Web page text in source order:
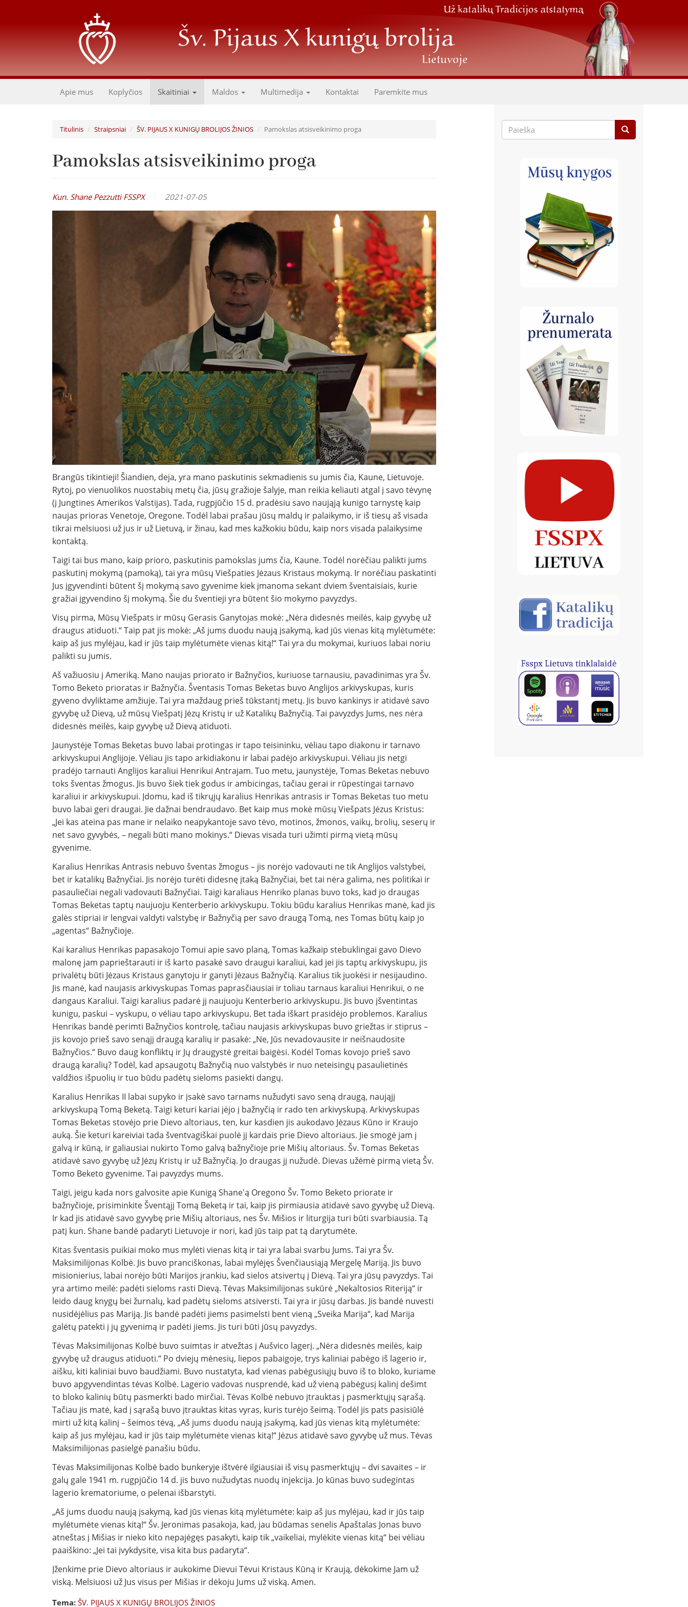
Apie mus Koplyčios Skaitiniai Maldos Multimedija Kontaktai Paremkite mus
Titulinis Straipsniai ŠV. PIJAUS X KUNIGŲ BROLIJOS ŽINIOS Pamokslas atsisveikinimo proga
Pamokslas atsisveikinimo proga
Kun. Shane Pezzutti FSSPX 2021-07-05
Brangūs tikintieji! Šiandien, deja, yra mano paskutinis sekmadienis su jumis čia, Kaune, Lietuvoje.
Rytoj, po vienuolikos nuostabių metų čia, jūsų gražioje šalyje, man reikia keliauti atgal į savo tėvynę
(į Jungtines Amerikos Valstijas). Tada, rugpjūčio 15 d. pradėsiu savo naująją kunigo tarnystę kaip
naujas prioras Venetoje, Oregone. Todėl labai prašau jūsų maldų ir palaikymo, ir iš tiesų aš visada
tikrai melsiuosi už jus ir už Lietuvą, ir žinau, kad mes kažkokiu būdu, kaip nors visada palaikysime
kontaktą.
Taigi tai bus mano, kaip prioro, paskutinis pamokslas jums čia, Kaune. Todėl norėčiau palikti jums
paskutinį mokymą (pamoką), tai yra mūsų Viešpaties Jėzaus Kristaus mokymą. Ir norėčiau paskatinti
Jus įgyvendinti būtent šį mokymą savo gyvenime kiek įmanoma sekant dviem šventaisiais, kurie
gražiai įgyvendino šį mokymą. Šie du šventieji yra būtent šio mokymo pavyzdys.
Visų pirma, Mūsų Viešpats ir mūsų Gerasis Ganytojas mokė: „Nėra didesnės meilės, kaip gyvybę už
draugus atiduoti.“ Taip pat jis mokė: „Aš jums duodu naują įsakymą, kad jūs vienas kitą mylėtumėte:
kaip aš jus mylėjau, kad ir jūs taip mylėtumėte vienas kitą!“ Tai yra du mokymai, kuriuos labai noriu
palikti su jumis.
Aš važiuosiu į Ameriką. Mano naujas priorato ir Bažnyčios, kuriuose tarnausiu, pavadinimas yra Šv.
Tomo Beketo prioratas ir Bažnyčia. Šventasis Tomas Beketas buvo Anglijos arkivyskupas, kuris
gyveno dvyliktame amžiuje. Tai yra maždaug prieš tūkstantį metų. Jis buvo kankinys ir atidavė savo
gyvybę už Dievą, už mūsų Viešpatį Jėzų Kristų ir už Katalikų Bažnyčią. Tai pavyzdys Jums, nes nėra
didesnės meilės, kaip gyvybę už Dievą atiduoti.
Jaunystėje Tomas Beketas buvo labai protingas ir tapo teisininku, vėliau tapo diakonu ir tarnavo
arkivyskupui Anglijoje. Vėliau jis tapo arkidiakonu ir labai padėjo arkivyskupui. Vėliau jis netgi
pradėjo tarnauti Anglijos karaliui Henrikui Antrajam. Tuo metu, jaunystėje, Tomas Beketas nebuvo
toks šventas žmogus. Jis buvo šiek tiek godus ir ambicingas, tačiau gerai ir rūpestingai tarnavo
karaliui ir arkivyskupui. Įdomu, kad iš tikrųjų karalius Henrikas antrasis ir Tomas Beketas tuo metu
buvo labai geri draugai. Jie dažnai bendraudavo. Bet kaip mus mokė mūsų Viešpats Jėzus Kristus:
„Jei kas ateina pas mane ir nelaiko neapykantoje savo tėvo, motinos, žmonos, vaikų, brolių, seserų ir
net savo gyvybės, – negali būti mano mokinys.“ Dievas visada turi užimti pirmą vietą mūsų
gyvenime.
Karalius Henrikas Antrasis nebuvo šventas žmogus – jis norėjo vadovauti ne tik Anglijos valstybei,
bet ir katalikų Bažnyčiai. Jis norėjo turėti didesnę įtaką Bažnyčiai, bet tai nėra galima, nes politikai ir
pasauliečiai negali vadovauti Bažnyčiai. Taigi karaliaus Henriko planas buvo toks, kad jo draugas
Tomas Beketas taptų naujuoju Kenterberio arkivyskupu. Tokiu būdu karalius Henrikas manė, kad jis
galės stipriai ir lengvai valdyti valstybę ir Bažnyčią per savo draugą Tomą, nes Tomas būtų kaip jo
„agentas“ Bažnyčioje.
Kai karalius Henrikas papasakojo Tomui apie savo planą, Tomas kažkaip stebuklingai gavo Dievo
malonę jam paprieštarauti ir iš karto pasakė savo draugui karaliui, kad jei jis taptų arkivyskupu, jis
privalėtų būti Jėzaus Kristaus ganytoju ir ganyti Jėzaus Bažnyčią. Karalius tik juokėsi ir nesijaudino.
Jis manė, kad naujasis arkivyskupas Tomas paprasčiausiai ir toliau tarnaus karaliui Henrikui, o ne
dangaus Karaliui. Taigi karalius padarė jį naujuoju Kenterberio arkivyskupu. Jis buvo įšventintas
kunigu, paskui – vyskupu, o vėliau tapo arkivyskupu. Bet tada iškart prasidėjo problemos. Karalius
Henrikas bandė perimti Bažnyčios kontrolę, tačiau naujasis arkivyskupas buvo griežtas ir stiprus –
jis kovojo prieš savo senąjį draugą karalių ir pasakė: „Ne, Jūs nevadovausite ir neišnaudosite
Bažnyčios.“ Buvo daug konfliktų ir Jų draugystė greitai baigėsi. Kodėl Tomas kovojo prieš savo
draugą karalių? Todėl, kad apsaugotų Bažnyčią nuo valstybės ir nuo neteisingų pasaulietinės
valdžios išpuolių ir tuo būdu padėtų sieloms pasiekti dangų.
Karalius Henrikas II labai supyko ir įsakė savo tarnams nužudyti savo seną draugą, naująjį
arkivyskupą Tomą Beketą. Taigi keturi kariai įėjo į bažnyčią ir rado ten arkivyskupą. Arkivyskupas
Tomas Beketas stovėjo prie Dievo altoriaus, ten, kur kasdien jis aukodavo Jėzaus Kūno ir Kraujo
auką. Šie keturi kareiviai tada šventvagiškai puolė jį kardais prie Dievo altoriaus. Jie smogė jam į
galvą ir kūną, ir galiausiai nukirto Tomo galvą bažnyčioje prie Mišių altoriaus. Šv. Tomas Beketas
atidavė savo gyvybę už Jėzų Kristų ir už Bažnyčią. Jo draugas jį nužudė. Dievas užėmė pirmą vietą Šv.
Tomo Beketo gyvenime. Tai pavyzdys mums.
Taigi, jeigu kada nors galvosite apie Kunigą Shane'ą Oregono Šv. Tomo Beketo priorate ir
bažnyčioje, prisiminkite Šventąjį Tomą Beketą ir tai, kaip jis pirmiausia atidavė savo gyvybę už Dievą.
Ir kad jis atidavė savo gyvybę prie Mišių altoriaus, nes Šv. Mišios ir liturgija turi būti svarbiausia. Tą
patį kun. Shane bandė padaryti Lietuvoje ir nori, kad jūs taip pat tą darytumėte.
Kitas šventasis puikiai moko mus mylėti vienas kitą ir tai yra labai svarbu Jums. Tai yra Šv.
Maksimilijonas Kolbė. Jis buvo pranciškonas, labai mylėjęs Švenčiausiąją Mergelę Mariją. Jis buvo
misionierius, labai norėjo būti Marijos įrankiu, kad sielos atsivertų į Dievą. Tai yra jūsų pavyzdys. Tai
yra artimo meilė: padėti sieloms rasti Dievą. Tėvas Maksimilijonas sukūrė „Nekaltosios Riteriją“ ir
leido daug knygų bei žurnalų, kad padėtų sieloms atsiversti. Tai yra ir jūsų darbas. Jis bandė nuvesti
nusidėjėlius pas Mariją. Jis bandė padėti jiems pasimelsti bent vieną „Sveika Marija“, kad Marija
galėtų patekti į jų gyvenimą ir padėti jiems. Jis turi būti jūsų pavyzdys.
Tėvas Maksimilijonas Kolbė buvo suimtas ir atvežtas į Aušvico lagerį. „Nėra didesnės meilės, kaip
gyvybę už draugus atiduoti.“ Po dviejų mėnesių, liepos pabaigoje, trys kaliniai pabėgo iš lagerio ir,
aišku, kiti kaliniai buvo baudžiami. Buvo nustatyta, kad vienas pabėgusiųjų buvo iš to bloko, kuriame
buvo apgyvendintas tėvas Kolbė. Lagerio vadovas nusprendė, kad už vieną pabėgusį kalinį dešimt
to bloko kalinių būtų pasmerkti bado mirčiai. Tėvas Kolbė nebuvo įtrauktas į pasmerktųjų sąrašą.
Tačiau jis matė, kad į sąrašą buvo įtrauktas kitas vyras, kuris turėjo šeimą. Todėl jis pats pasisiūlė
mirti už kitą kalinį – šeimos tėvą, „Aš jums duodu naują įsakymą, kad jūs vienas kitą mylėtumėte:
kaip aš jus mylėjau, kad ir jūs taip mylėtumėte vienas kitą!“ Jėzus atidavė savo gyvybę už mus. Tėvas
Maksimilijonas pasielgė panašiu būdu.
Tėvas Maksimilijonas Kolbė bado bunkeryje ištvėrė ilgiausiai iš visų pasmerktųjų – dvi savaites – ir
galų gale 1941 m. rugpjūčio 14 d. jis buvo nužudytas nuodų injekcija. Jo kūnas buvo sudegintas
lagerio krematoriume, o pelenai išbarstyti.
„Aš jums duodu naują įsakymą, kad jūs vienas kitą mylėtumėte: kaip aš jus mylėjau, kad ir jūs taip
mylėtumėte vienas kitą!“ Šv. Jeronimas pasakoja, kad, jau būdamas senelis Apaštalas Jonas buvo
atneštas į Mišias ir nieko kito nepajėgęs pasakyti, kaip tik „vaikeliai, mylėkite vienas kitą“ bei vėliau
paaiškino: „Jei tai įvykdysite, visa kita bus padaryta“.
Įženkime prie Dievo altoriaus ir aukokime Dievui Tėvui Kristaus Kūną ir Kraują, dėkokime Jam už
viską. Melsiuosi už Jus visus per Mišias ir dėkoju Jums už viską. Amen.
Tema: ŠV. PIJAUS X KUNIGŲ BROLIJOS ŽINIOS
Paieškos